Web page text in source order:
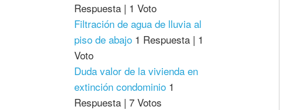
Respuesta | 1 Voto
Filtración de agua de lluvia al
piso de abajo 1 Respuesta | 1
Voto
Duda valor de la vivienda en
extinción condominio 1
Respuesta | 7 Votos